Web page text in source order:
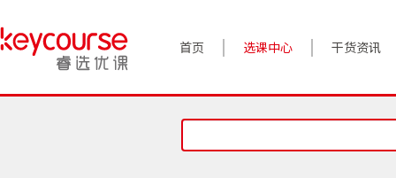
首页 选课中心 干货资讯
案例实践
对话高管